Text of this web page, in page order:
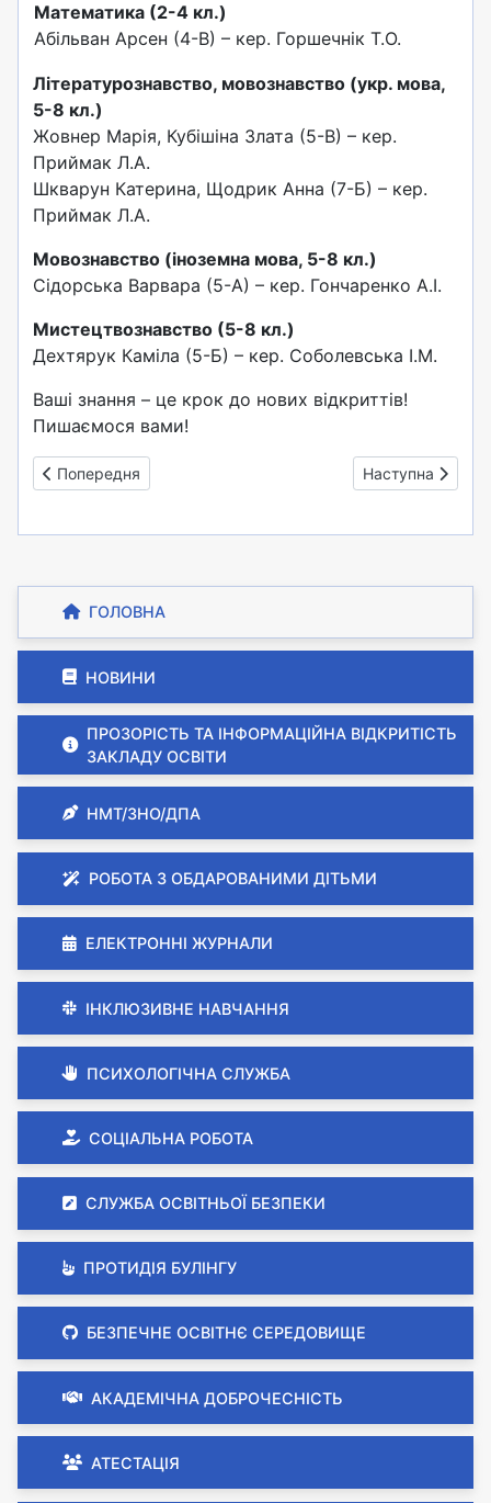
ГОЛОВНА
НОВИНИ
ПРОЗОРІСТЬ ТА ІНФОРМАЦІЙНА ВІДКРИТІСТЬ
ЗАКЛАДУ ОСВІТИ
НМТ/ЗНО/ДПА
РОБОТА З ОБДАРОВАНИМИ ДІТЬМИ
ЕЛЕКТРОННІ ЖУРНАЛИ
ІНКЛЮЗИВНЕ НАВЧАННЯ
ПСИХОЛОГІЧНА СЛУЖБА
СОЦІАЛЬНА РОБОТА
СЛУЖБА ОСВІТНЬОЇ БЕЗПЕКИ
ПРОТИДІЯ БУЛІНГУ
БЕЗПЕЧНЕ ОСВІТНЄ СЕРЕДОВИЩЕ
АКАДЕМІЧНА ДОБРОЧЕСНІСТЬ
АТЕСТАЦІЯ
Математика (2-4 кл.)
Абільван Арсен (4-В) – кер. Горшечнік Т.О.
Літературознавство, мовознавство (укр. мова,
5-8 кл.)
Жовнер Марія, Кубішіна Злата (5-В) – кер.
Приймак Л.А.
Шкварун Катерина, Щодрик Анна (7-Б) – кер.
Приймак Л.А.
Мовознавство (іноземна мова, 5-8 кл.)
Сідорська Варвара (5-А) – кер. Гончаренко А.І.
Мистецтвознавство (5-8 кл.)
Дехтярук Каміла (5-Б) – кер. Соболевська І.М.
Ваші знання – це крок до нових відкриттів!
Пишаємося вами!
Попередня стаття: Ліна Костенко: 95 років нескореного
Попередня Наступна
Наступна